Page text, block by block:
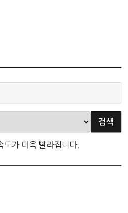
도가 더욱 빨라집니다.